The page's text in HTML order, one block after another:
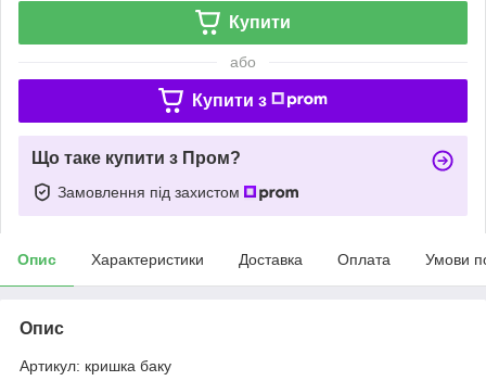
Купити
або
Купити з
Що таке купити з Пром?
Замовлення під захистом
Опис Характеристики Доставка Оплата Умови
Опис
Артикул: кришка баку